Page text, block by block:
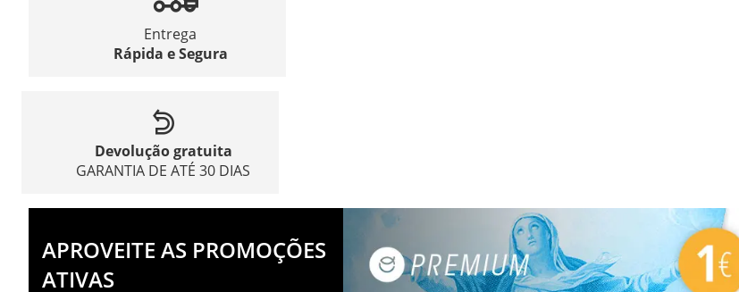
Entrega
Rápida e Segura
Devolução gratuita
GARANTIA DE ATÉ 30 DIAS
APROVEITE AS PROMOÇÕES
ATIVAS